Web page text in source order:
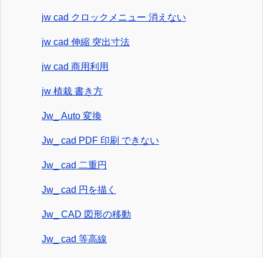
jw cad クロックメニュー 消えない
jw cad 伸縮 突出寸法
jw cad 商用利用
jw 植栽 書き方
Jw_ Auto 変換
Jw_ cad PDF 印刷 できない
Jw_ cad 二重円
Jw_ cad 円を描く
Jw_ CAD 図形の移動
Jw_ cad 等高線